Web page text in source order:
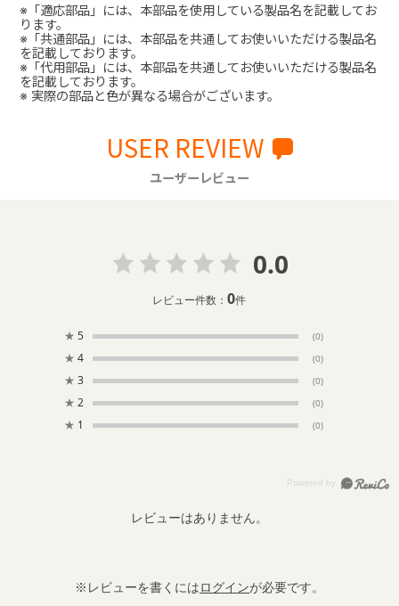
※「適応部品」には、本部品を使用している製品名を記載してお
ります。
※「共通部品」には、本部品を共通してお使いいただける製品名
を記載しております。
※「代用部品」には、本部品を共通してお使いいただける製品名
を記載しております。
※ 実際の部品と色が異なる場合がございます。
USER REVIEW
ユーザーレビュー
0.0
レビュー件数：0件
★ 5 (0)
★ 4 (0)
★ 3 (0)
★ 2 (0)
★ 1 (0)
レビューはありません。
※レビューを書くにはログインが必要です。